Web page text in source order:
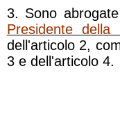
3. Sono
Presidente
dell'articolo 2,
3 e dell'articolo 4.